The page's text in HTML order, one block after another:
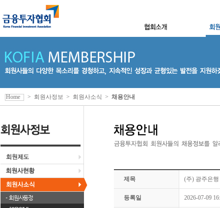
회원사동정
Home > 회원사정보 > 회원사소식 > 채용안내
제목 (주) 광주은
등록일 2026-07-09